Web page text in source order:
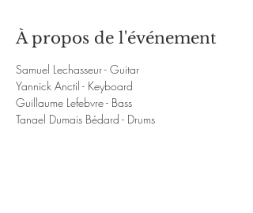
À propos de l'événement
Samuel Lechasseur - Guitar
Yannick Anctil - Keyboard
Guillaume Lefebvre - Bass
Tanael Dumais Bédard - Drums